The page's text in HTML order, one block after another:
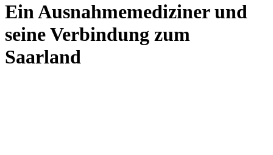
Ein Ausnahmemediziner und
seine Verbindung zum
Saarland